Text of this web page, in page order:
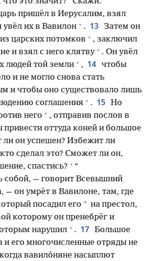
пришёл в Иерусалим, взял
увёл их в Вавилон + . 13 Затем он
царских потомков + , заключил
и взял с него клятву + . Он увёл
людей той земли + , 14 чтобы
и не могло снова стать
и чтобы оно существовало лишь
соглашения + . 15 Но
него + , отправив послов в
привести оттуда коней и большое
ли он успешен? Избежит ли
сделал это? Сможет ли он,
спастись? + “
собой, — говорит Всевышний
— он умрёт в Вавилоне, там, где
посадил его * на престол,
которому он пренебрёг и
нарушил + . 17 Большое
и его многочисленные отряды не
вавило́няне насыплют